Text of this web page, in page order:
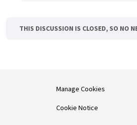
THIS DISCUSSION IS CLOSED, SO NO
Manage Cookies
Cookie Notice